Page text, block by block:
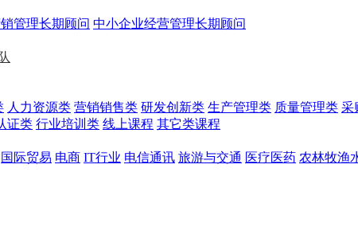
管理长期顾问 中小企业经营管理长期顾问
人力资源类 营销销售类 研发创新类 生产管理类 质量管理类 采
证类 行业培训类 线上课程 其它类课程
国际贸易 电商 IT行业 电信通讯 旅游与交通 医疗医药 农林牧渔